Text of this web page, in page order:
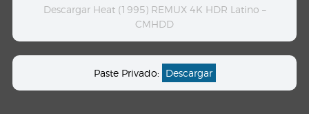
Descargar Heat (1995) REMUX 4K HDR Latino –
CMHDD
Paste Privado: Descargar